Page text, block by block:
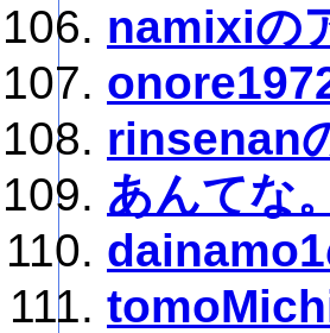
namixiの
rinsenan
あんてな。